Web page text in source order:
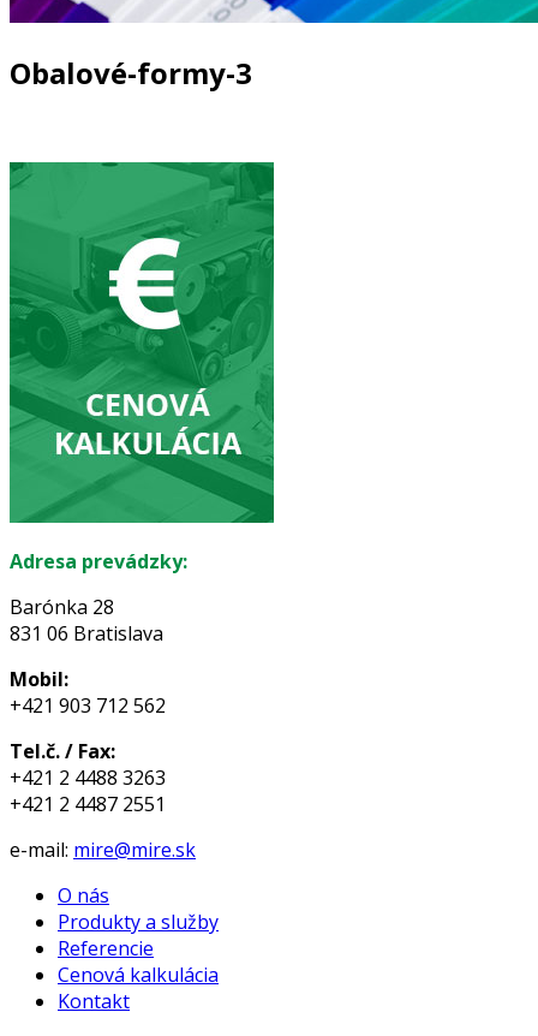
Obalové-formy-3
Adresa prevádzky:
Barónka 28
831 06 Bratislava
Mobil:
+421 903 712 562
Tel.č. / Fax:
+421 2 4488 3263
+421 2 4487 2551
e-mail: mire@mire.sk
O nás
Produkty a služby
Referencie
Cenová kalkulácia
Kontakt